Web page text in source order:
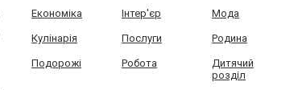
Економіка Інтер'єр Мода
Кулінарія Послуги Родина
Подорожі Робота
Дитячий
розділ